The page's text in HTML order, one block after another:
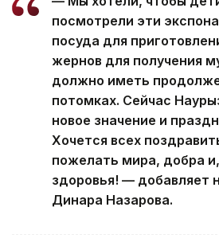
посмотрели эти
посуда для
жернов для получения
должно иметь
потомках. Сейчас
новое значение и
Хочется всех
пожелать мира, добра
здоровья! — добавляет
Динара Назарова.